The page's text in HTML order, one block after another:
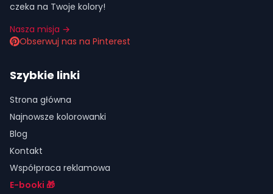
czeka na Twoje kolory!
Nasza misja →
Obserwuj nas na Pinterest
Szybkie linki
Strona główna
Najnowsze kolorowanki
Blog
Kontakt
Współpraca reklamowa
E-booki 🎁